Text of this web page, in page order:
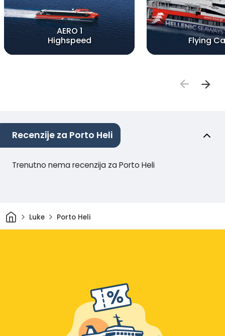
AERO 1
Highspeed
Flying
Recenzije za Porto Heli
Trenutno nema recenzija za Porto Heli
DomLuke Porto Heli